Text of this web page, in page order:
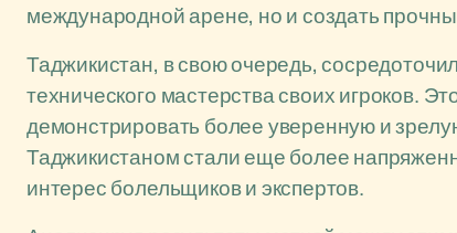
международной арене, но и создать
Таджикистан, в свою очередь,
технического мастерства своих игроков.
демонстрировать более уверенную и
Таджикистаном стали еще более
интерес болельщиков и экспертов.